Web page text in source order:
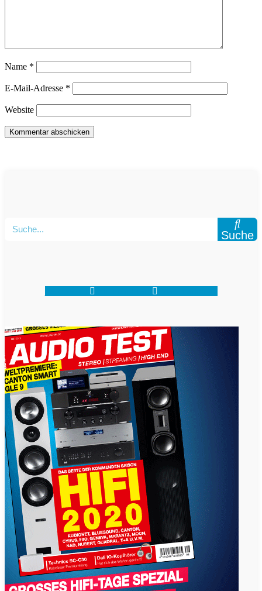
Name *
E-Mail-Adresse *
Website
Suche